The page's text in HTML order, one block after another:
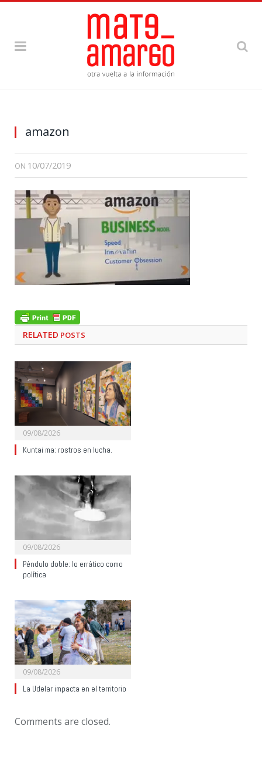
amazon
ON 10/07/2019
RELATED POSTS
09/08/2026
Kuntai ma: rostros en lucha.
09/08/2026
Péndulo doble: lo errático como
política
09/08/2026
La Udelar impacta en el territorio
Comments are closed.